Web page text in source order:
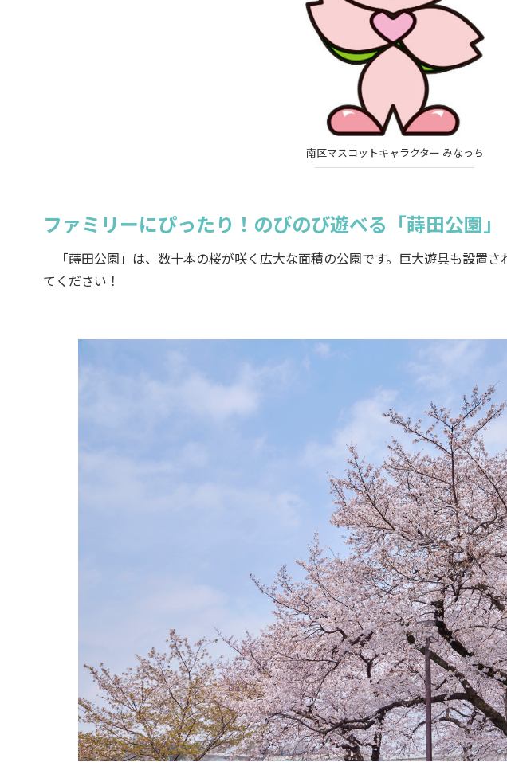
南区マスコットキャラクター みなっち
ファミリーにぴったり！のびのび遊べる「蒔田公園」
「蒔田公園」は、数十本の桜が咲く広大な面積の公園です。巨大遊具も設置
てください！